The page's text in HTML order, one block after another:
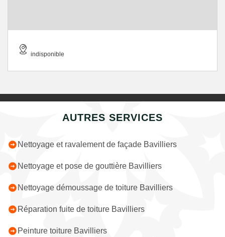
indisponible
AUTRES SERVICES
Nettoyage et ravalement de façade Bavilliers
Nettoyage et pose de gouttière Bavilliers
Nettoyage démoussage de toiture Bavilliers
Réparation fuite de toiture Bavilliers
Peinture toiture Bavilliers